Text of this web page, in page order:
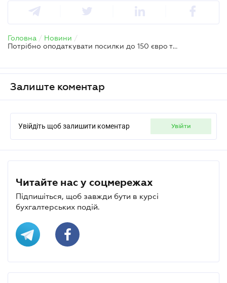
Головна / Новини /
Потрібно оподаткувати посилки до 150 євро та імпорт автомобілів, а комуналка зросте у 2026 році – НБУ
Залиште коментар
Увійдіть щоб залишити коментар увійти
Читайте нас у соцмережах
Підпишіться, щоб завжди бути в курсі
бухгалтерських подій.